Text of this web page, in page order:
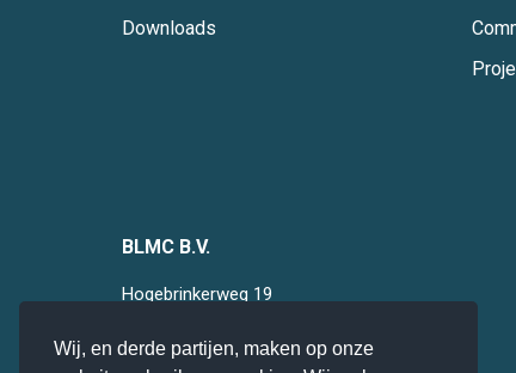
Wij, en derde partijen, maken op onze
Downloads
BLMC B.V.
Hogebrinkerweg 19
085 0 47 94 28